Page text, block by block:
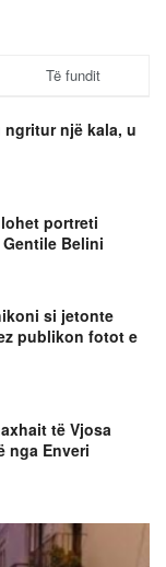
Të fundit
ngritur një kala, u
portreti
Belini
si jetonte
publikon fotot e
të Vjosa
nga Enveri